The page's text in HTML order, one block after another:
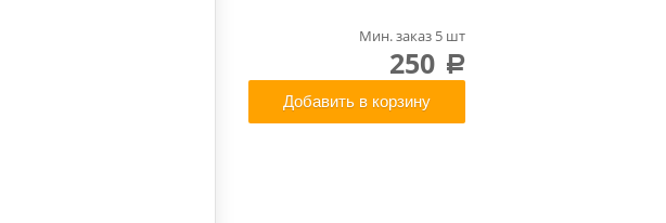
Мин. заказ 5 шт
250 a
Добавить в корзину